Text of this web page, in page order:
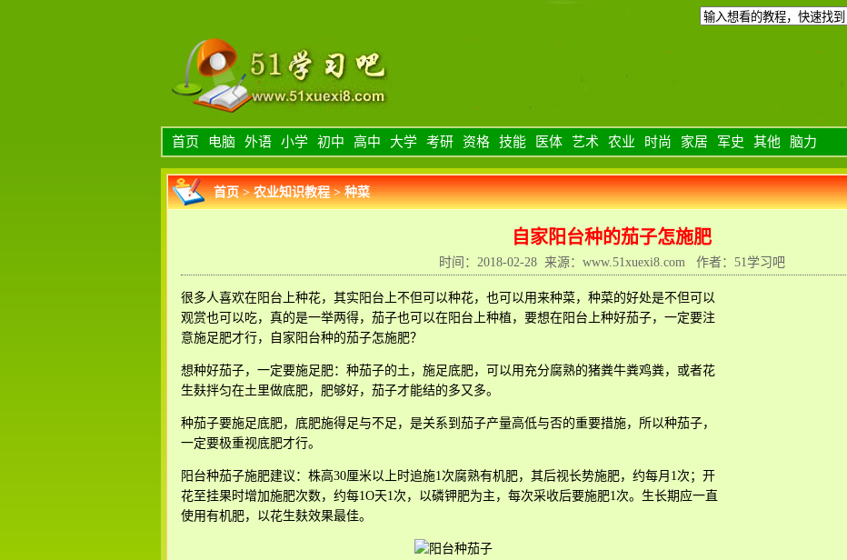
首页 电脑 外语 小学 初中 高中 大学 考研 资格 技能 医体 艺术 农业 时尚 家居 军史 其他 脑力
首页>农业知识教程>种菜
自家阳台种的茄子怎施肥
时间：2018-02-28 来源：www.51xuexi8.com 作者：51学习吧
很多人喜欢在阳台上种花，其实阳台上不但可以种花，也可以用来种菜，种菜的好处是不但可以
观赏也可以吃，真的是一举两得，茄子也可以在阳台上种植，要想在阳台上种好茄子，一定要注
意施足肥才行，自家阳台种的茄子怎施肥？
想种好茄子，一定要施足肥：种茄子的土，施足底肥，可以用充分腐熟的猪粪牛粪鸡粪，或者花
生麸拌匀在土里做底肥，肥够好，茄子才能结的多又多。
种茄子要施足底肥，底肥施得足与不足，是关系到茄子产量高低与否的重要措施，所以种茄子，
一定要极重视底肥才行。
阳台种茄子施肥建议：株高30厘米以上时追施1次腐熟有机肥，其后视长势施肥，约每月1次；开
花至挂果时增加施肥次数，约每1O天1次，以磷钾肥为主，每次采收后要施肥1次。生长期应一直
使用有机肥，以花生麸效果最佳。